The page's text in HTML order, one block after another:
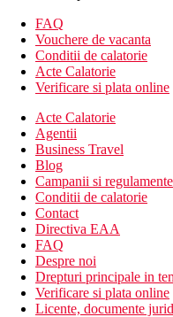
Descrierea hotelului
Hotelul dispune de:
hol de intrare cu
restaurantul
snack bar
Wi-Fi la receptie
internet cafe
Colt TV
coafor
sala de conferinte
piscina cu o
umbrele gratuite)
Descrierea plajei
plaja nisipoasa
sezlonguri si
FAQ
Vouchere de vacanta
Conditii de calatorie
Acte Calatorie
Verificare si plata online
Acte Calatorie
Agentii
Business Travel
Blog
Campanii si regulamente
Conditii de calatorie
Contact
Directiva EAA
FAQ
Despre noi
Drepturi principale in
Verificare si plata online
Licente, documente